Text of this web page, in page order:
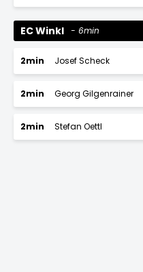
EC Winkl 6min
2min Josef Scheck
2min Georg Gilgenrainer
2min Stefan Oettl